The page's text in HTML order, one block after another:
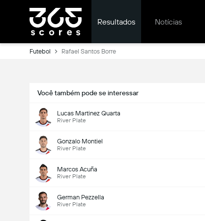
Resultados Notícias
Futebol Rafael Santos Borre
Você também pode se interessar
Lucas Martinez Quarta
River Plate
Gonzalo Montiel
River Plate
Marcos Acuña
River Plate
German Pezzella
River Plate